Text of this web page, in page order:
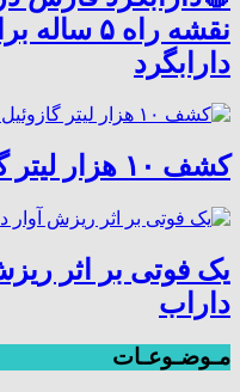
نقشه راه
دارابگرد
کشف ۱۰ هزار لیتر گازوئیل قاچاق در داراب
یک فوتی بر اثر
داراب
مـوضـوعـات